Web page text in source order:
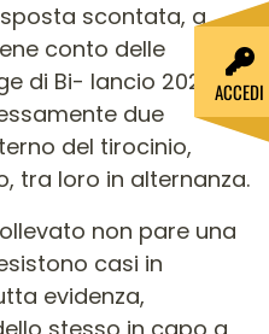
scontata, a
conto delle
di Bi- lancio 2022, le
due
del tirocinio,
tra loro in alternanza.
non pare una
casi in
evidenza,
ACCEDI